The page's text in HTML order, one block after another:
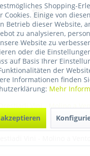
Di Camillo Vini
Shopping-
Cookies. Einige von
Betrieb dieser Website,
zu analysieren,
Website zu
oder die
auf Basis Ihrer
der
Informationen finden
Mehr